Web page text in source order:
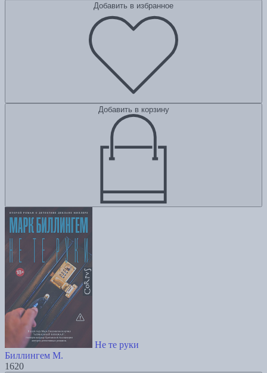
Добавить в избранное
Добавить в корзину
Не те руки
Биллингем М.
1620